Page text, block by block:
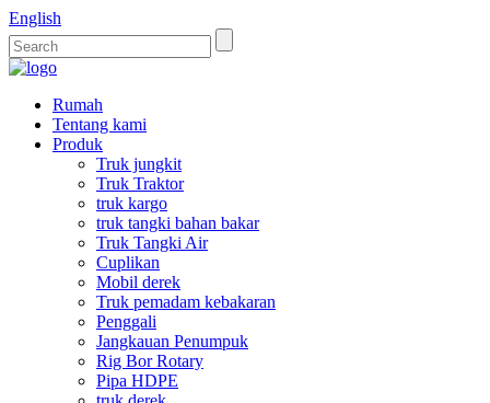
English
Rumah
Tentang kami
Produk
Truk jungkit
Truk Traktor
truk kargo
truk tangki bahan bakar
Truk Tangki Air
Cuplikan
Mobil derek
Truk pemadam kebakaran
Penggali
Jangkauan Penumpuk
Rig Bor Rotary
Pipa HDPE